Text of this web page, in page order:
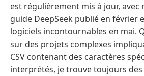
est régulièrement mis à jour,
guide DeepSeek publié en février
logiciels incontournables en mai.
sur des projets complexes
CSV contenant des caractères
interprétés, je trouve toujours